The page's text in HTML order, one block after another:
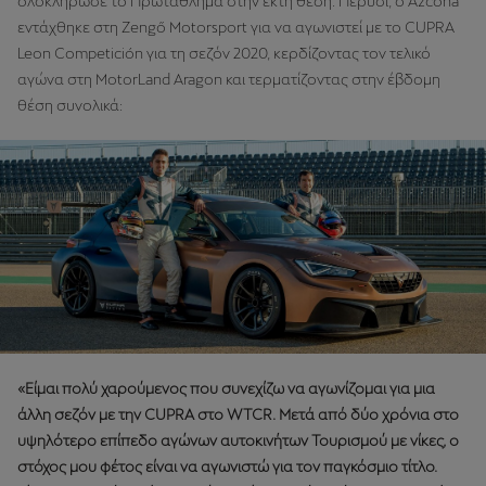
εντάχθηκε στη Zengő Motorsport για να αγωνιστεί με το CUPRA
Leon Competición για τη σεζόν 2020, κερδίζοντας τον τελικό
αγώνα στη MotorLand Aragon και τερματίζοντας στην έβδομη
θέση συνολικά:
«Είμαι πολύ χαρούμενος που συνεχίζω να αγωνίζομαι για μια
άλλη σεζόν με την CUPRA στο WTCR. Μετά από δύο χρόνια στο
υψηλότερο επίπεδο αγώνων αυτοκινήτων Τουρισμού με νίκες, ο
στόχος μου φέτος είναι να αγωνιστώ για τον παγκόσμιο τίτλο.